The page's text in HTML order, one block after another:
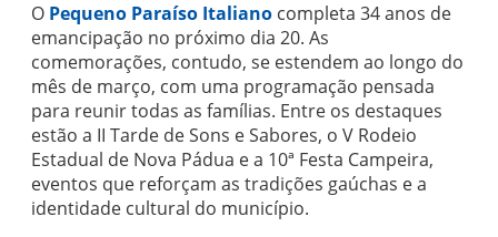
O Pequeno Paraíso Italiano completa 34 anos de
emancipação no próximo dia 20. As
comemorações, contudo, se estendem ao longo do
mês de março, com uma programação pensada
para reunir todas as famílias. Entre os destaques
estão a II Tarde de Sons e Sabores, o V Rodeio
Estadual de Nova Pádua e a 10ª Festa Campeira,
eventos que reforçam as tradições gaúchas e a
identidade cultural do município.